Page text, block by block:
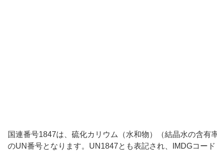
国連番号1847は、硫化カリウム（水和物）（結晶水の含有
のUN番号となります。UN1847とも表記され、IMDGコー